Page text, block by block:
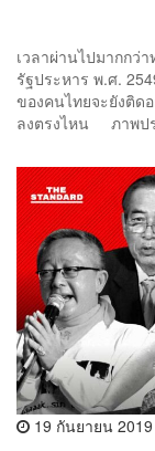
เวลาผ่านไปมากกว่
รัฐประหาร พ.ศ.
ของคนไทยจะยังติด
ลงตรงไหน ภาพป
19 กันยายน 2019